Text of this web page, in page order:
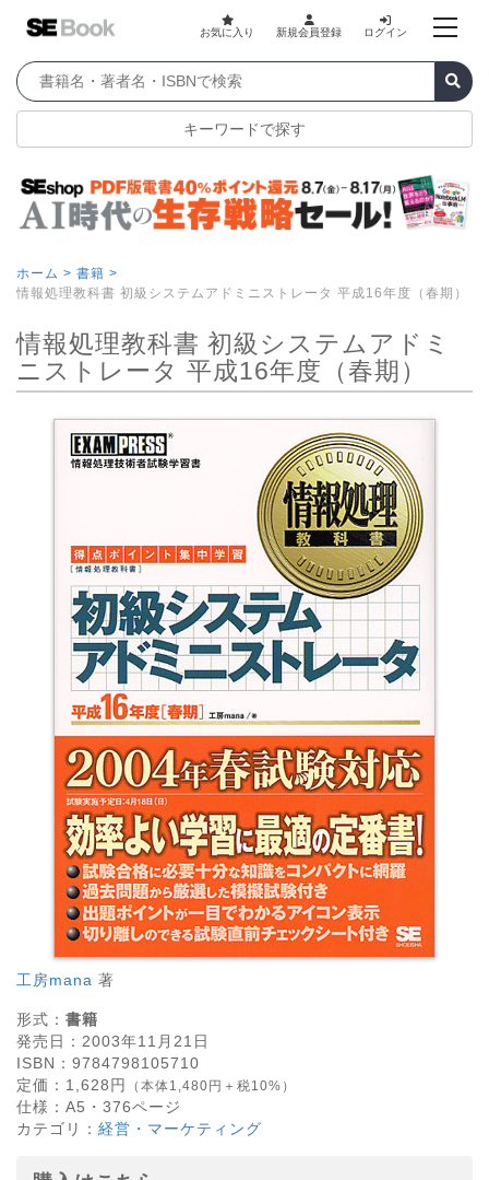
お気に入り 新規会員登録 ログイン
キーワードで探す
ホーム > 書籍 >
情報処理教科書 初級システムアドミニストレータ 平成16年度（春期）
情報処理教科書 初級システムアドミ
ニストレータ 平成16年度（春期）
工房mana 著
形式： 書籍
発売日： 2003年11月21日
ISBN： 9784798105710
定価： 1,628 円 （本体1,480円＋税10%）
仕様： A5・ 376ページ
カテゴリ： 経営・マーケティング